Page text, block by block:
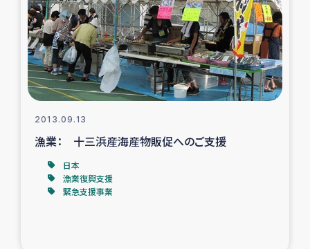
カカオ生産者支援事業
シリア国内避難民・帰還民の生活再建支援
トルコにおけるシリア難民支援事業
インドネシア中部 スラウェシの地震・津波被災者支援
スリランカ ムライティブ県帰還民の生活再建支援
2013.09.13
漁業： 十三浜産海産物販促へのご支援
日本
漁業復興支援
緊急支援事業